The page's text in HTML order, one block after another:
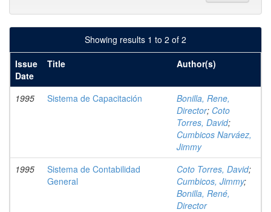
Showing results 1 to 2 of 2
Issue
Date
Title Author(s)
1995 Sistema de Capacitación
Bonilla, Rene,
Director; Coto
Torres, David;
Cumbicos Narváez,
Jimmy
1995
Sistema de Contabilidad
General
Coto Torres, David;
Cumbicos, Jimmy;
Bonilla, René,
Director